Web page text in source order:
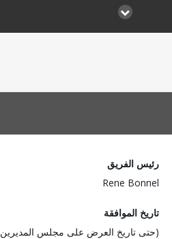
رئيس الفريق
Rene Bonnel
تاريخ الموافقة
(حتى تاريخ العرض على مجلس المديرين